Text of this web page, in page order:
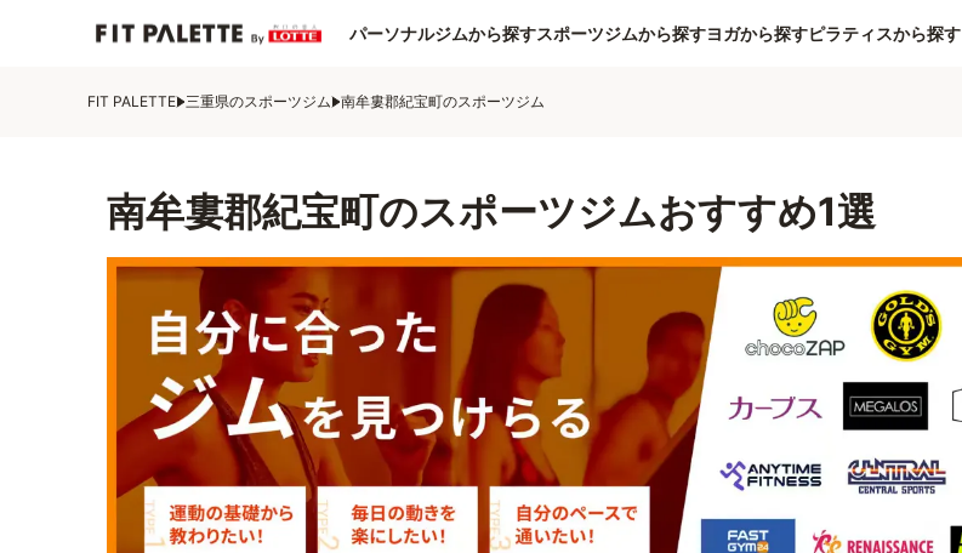
パーソナルジムから探すスポーツジムから探すヨガから探すピラティスから探す
FIT PALETTE 三重県のスポーツジム 南牟婁郡紀宝町のスポーツジム
南牟婁郡紀宝町のスポーツジムおすすめ1選